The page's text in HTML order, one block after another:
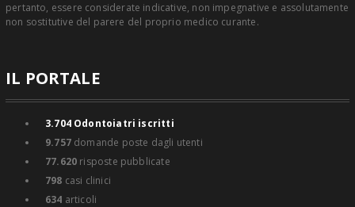
pertanto, essere considerate indicative, non impegnative e assolutamente
non sostitutive del parere del proprio medico curante.
IL PORTALE
3.704Odontoiatri iscritti
9.757domande poste dagli utenti
77.620 risposte pubblicate
798 casi clinici
634 articoli